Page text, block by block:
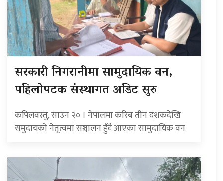
सरकारी निगरानीमा सामुदायिक वन,
पहिलोपटक संस्थागत अडिट सुरु
कपिलवस्तु, साउन २० । नेपालमा करिब तीन दशकदेखि
समुदायको नेतृत्वमा सञ्चालन हुँदै आएका सामुदायिक वन